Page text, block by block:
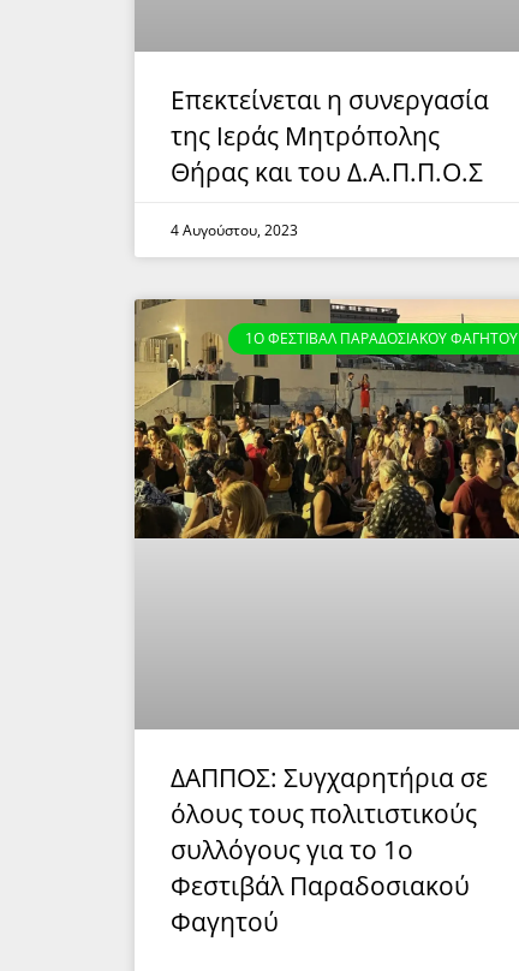
Επεκτείνεται η συνεργασία
της Ιεράς Μητρόπολης
Θήρας και του Δ.Α.Π.Π.Ο.Σ
4 Αυγούστου, 2023
1Ο ΦΕΣΤΙΒΆΛ ΠΑΡΑΔΟΣΙΑΚΟΎ ΦΑΓΗΤΟΎ
ΔΑΠΠΟΣ: Συγχαρητήρια σε
όλους τους πολιτιστικούς
συλλόγους για το 1ο
Φεστιβάλ Παραδοσιακού
Φαγητού